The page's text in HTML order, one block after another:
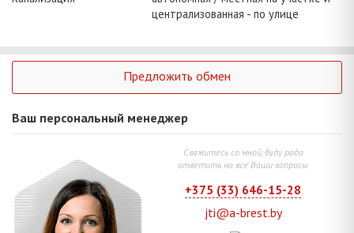
централизованная - по улице
Предложить обмен
Ваш персональный менеджер
Свяжитесь со мной, буду рада
ответить на все Ваши вопросы
+375 (33) 646-15-28
jti@a-brest.by